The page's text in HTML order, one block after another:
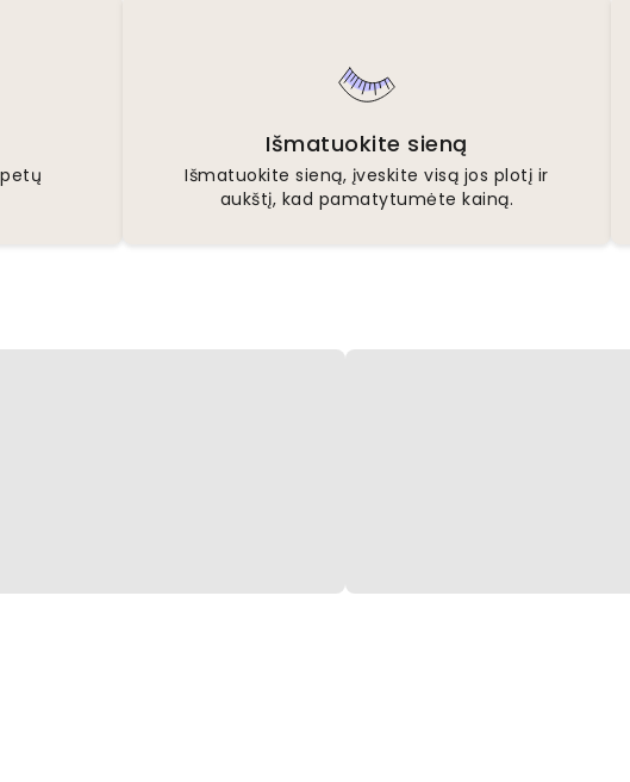
Išmatuokite sieną
Išmatuokite sieną, įveskite visą jos plotį ir
aukštį, kad pamatytumėte kainą.